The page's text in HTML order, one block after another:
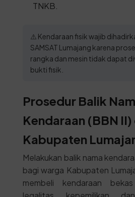
TNKB.
⚠️ Kendaraan fisik wajib
SAMSAT Lumajang karena
rangka dan mesin tidak dapat
bukti fisik.
Prosedur Balik
Kendaraan (BBN II)
Kabupaten
Melakukan balik nama
bagi warga Kabupaten
membeli kendaraan